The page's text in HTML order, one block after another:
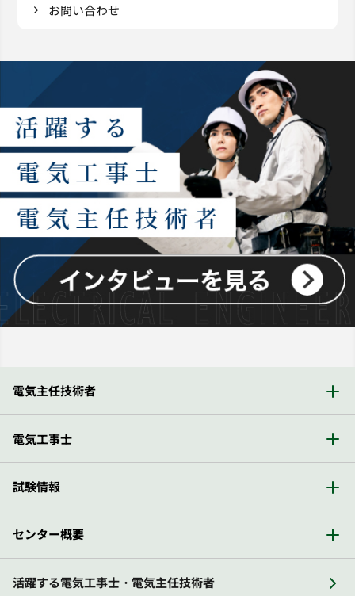
お問い合わせ
電気主任技術者
電気工事士
試験情報
センター概要
活躍する電気工事士・電気主任技術者